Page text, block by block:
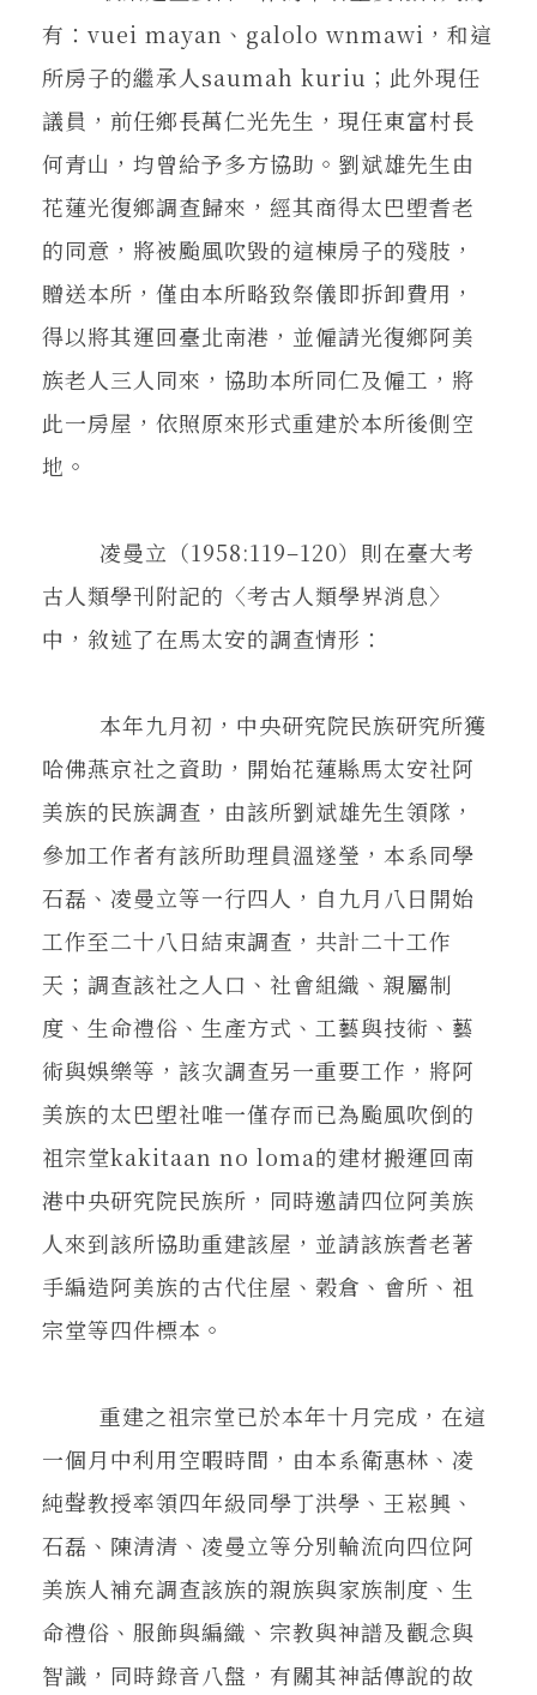
有：vuei mayan、galolo wnmawi，和這
所房子的繼承人saumah kuriu；此外現任
議員，前任鄉長萬仁光先生，現任東富村長
何青山，均曾給予多方協助。劉斌雄先生由
花蓮光復鄉調查歸來，經其商得太巴塱耆老
的同意，將被颱風吹毀的這棟房子的殘肢，
贈送本所，僅由本所略致祭儀即拆卸費用，
得以將其運回臺北南港，並僱請光復鄉阿美
族老人三人同來，協助本所同仁及僱工，將
此一房屋，依照原來形式重建於本所後側空
地。
凌曼立（1958:119–120）則在臺大考
古人類學刊附記的〈考古人類學界消息〉
中，敘述了在馬太安的調查情形：
本年九月初，中央研究院民族研究所獲
哈佛燕京社之資助，開始花蓮縣馬太安社阿
美族的民族調查，由該所劉斌雄先生領隊，
參加工作者有該所助理員溫遂瑩，本系同學
石磊、凌曼立等一行四人，自九月八日開始
工作至二十八日結束調查，共計二十工作
天；調查該社之人口、社會組織、親屬制
度、生命禮俗、生產方式、工藝與技術、藝
術與娛樂等，該次調查另一重要工作，將阿
美族的太巴塱社唯一僅存而已為颱風吹倒的
祖宗堂kakitaan no loma的建材搬運回南
港中央研究院民族所，同時邀請四位阿美族
人來到該所協助重建該屋，並請該族耆老著
手編造阿美族的古代住屋、榖倉、會所、祖
宗堂等四件標本。
重建之祖宗堂已於本年十月完成，在這
一個月中利用空暇時間，由本系衛惠林、凌
純聲教授率領四年級同學丁洪學、王崧興、
石磊、陳清清、凌曼立等分別輪流向四位阿
美族人補充調查該族的親族與家族制度、生
命禮俗、服飾與編織、宗教與神譜及觀念與
智識，同時錄音八盤，有關其神話傳說的故